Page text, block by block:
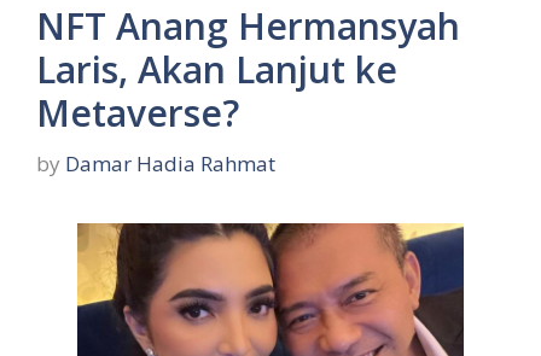
NFT Anang Hermansyah
Laris, Akan Lanjut ke
Metaverse?
by Damar Hadia Rahmat